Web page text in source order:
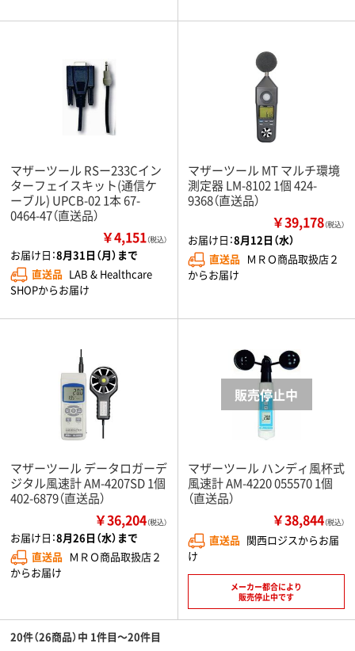
マザーツール RSー233Cイン
ターフェイスキット(通信ケ
ーブル) UPCB-02 1本 67-
0464-47（直送品）
￥4,151（税込）
お届け日：8月31日（月）まで
直送品 LAB & Healthcare
SHOPからお届け
マザーツール MT マルチ環境
測定器 LM-8102 1個 424-
9368（直送品）
￥39,178（税込）
お届け日：8月12日（水）
直送品 ＭＲＯ商品取扱店２
からお届け
マザーツール データロガーデ
ジタル風速計 AM-4207SD 1個
402-6879（直送品）
￥36,204（税込）
お届け日：8月26日（水）まで
直送品 ＭＲＯ商品取扱店２
からお届け
マザーツール ハンディ風杯式
風速計 AM-4220 055570 1個
（直送品）
￥38,844（税込）
直送品 関西ロジスからお届
け
メーカー都合により
販売停止中です
20件（26商品）中 1件目～20件目